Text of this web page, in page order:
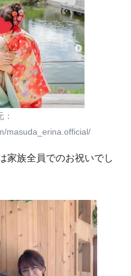
：
masuda_erina.official/
家族全員でのお祝いでし